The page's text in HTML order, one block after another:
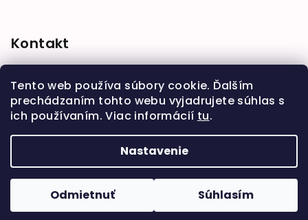
Tento web používa súbory cookie. Ďalším
prechádzaním tohto webu vyjadrujete súhlas s
ich používaním. Viac informácií tu.
Nastavenie
Odmietnuť Súhlasím
Kontakt
shop @babymarket.sk
+421 914 334 455
Upraviť nastavenie cookies
Vytvoril Shoptet